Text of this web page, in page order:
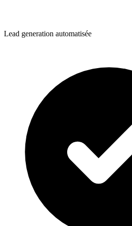
Lead generation automatisée